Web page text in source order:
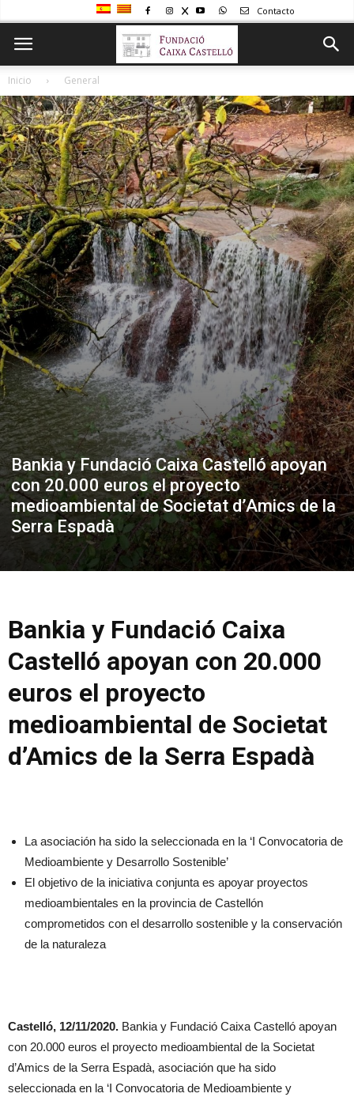
Contacto
Inicio General
Bankia y Fundació Caixa Castelló apoyan
con 20.000 euros el proyecto
medioambiental de Societat d’Amics de la
Serra Espadà
Bankia y Fundació Caixa
Castelló apoyan con 20.000
euros el proyecto
medioambiental de Societat
d’Amics de la Serra Espadà
La asociación ha sido la seleccionada en la ‘I Convocatoria de
Medioambiente y Desarrollo Sostenible’
El objetivo de la iniciativa conjunta es apoyar proyectos
medioambientales en la provincia de Castellón
comprometidos con el desarrollo sostenible y la conservación
de la naturaleza
Castelló, 12/11/2020. Bankia y Fundació Caixa Castelló apoyan
con 20.000 euros el proyecto medioambiental de la Societat
d’Amics de la Serra Espadà, asociación que ha sido
seleccionada en la ‘I Convocatoria de Medioambiente y